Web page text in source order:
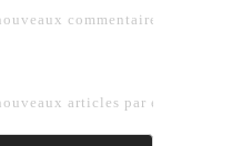
commentaires par e-
articles par e-mail.